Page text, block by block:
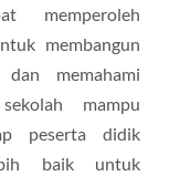
memperoleh
membangun
memahami
mampu
peserta didik
baik untuk